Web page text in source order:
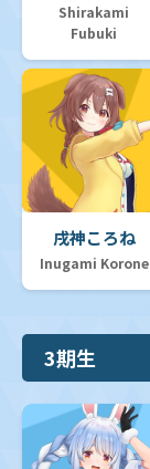
Shirakami
Fubuki
戌神ころね
Inugami Korone
3期生